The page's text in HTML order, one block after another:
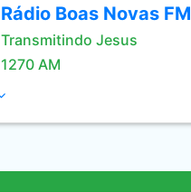
Rádio Boas Novas FM
Transmitindo Jesus
1270 AM